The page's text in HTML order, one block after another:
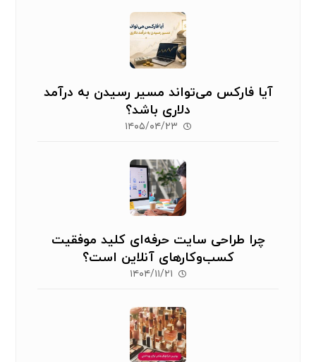
آیا فارکس می‌تواند مسیر رسیدن به درآمد
دلاری باشد؟
۱۴۰۵/۰۴/۲۳
چرا طراحی سایت حرفه‌ای کلید موفقیت
کسب‌وکارهای آنلاین است؟
۱۴۰۴/۱۱/۲۱